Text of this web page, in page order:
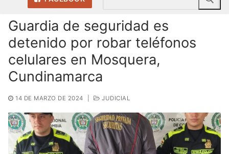
Guardia de seguridad es
detenido por robar teléfonos
celulares en Mosquera,
Cundinamarca
14 DE MARZO DE 2024 JUDICIAL